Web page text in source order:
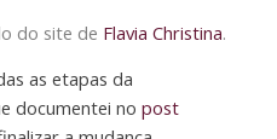
do site de Flavia Christina.
as etapas da
documentei no post